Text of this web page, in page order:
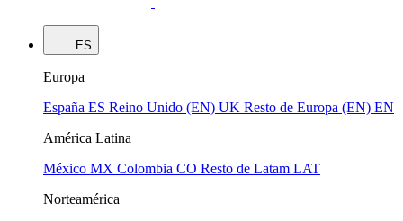
ES
Europa
España ES Reino Unido (EN) UK Resto de Europa (EN) EN
América Latina
México MX Colombia CO Resto de Latam LAT
Norteamérica